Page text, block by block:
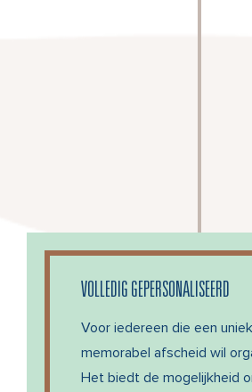
VOLLEDIG GEPERSONALISEERD
Voor iedereen die een
memorabel afscheid wil
Het biedt de mogelijkheid